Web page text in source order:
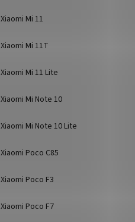
Xiaomi Mi 11
Xiaomi Mi 11T
Xiaomi Mi 11 Lite
Xiaomi Mi Note 10
Xiaomi Mi Note 10 Lite
Xiaomi Poco C85
Xiaomi Poco F3
Xiaomi Poco F7